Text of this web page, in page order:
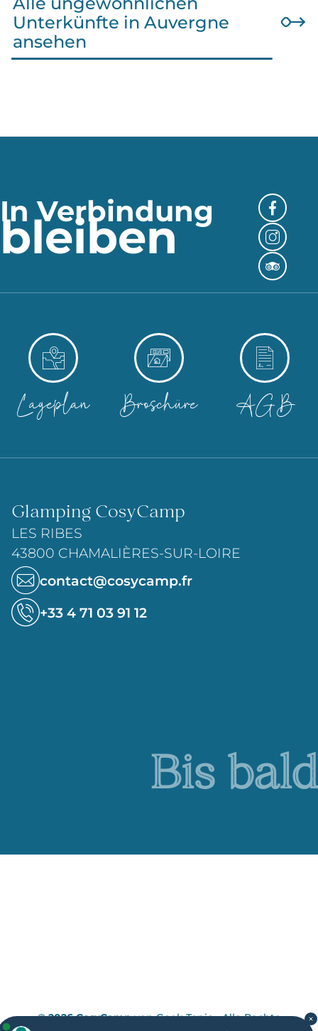
Unterkünfte in Auvergne
ansehen
In Verbindung
bleiben
Lageplan Broschüre AGB
Glamping CosyCamp
LES RIBES
43800 CHAMALIÈRES-SUR-LOIRE
contact@cosycamp.fr
+33 4 71 03 91 12
Bis bald
© 2026 CosyCampvonGeek Tonic- Alle Rechte